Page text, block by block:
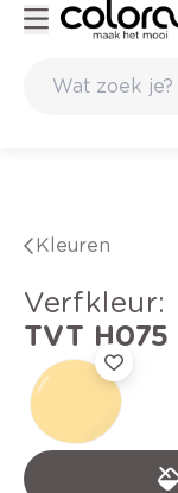
Kleuren
verfkleur:
TVT H075